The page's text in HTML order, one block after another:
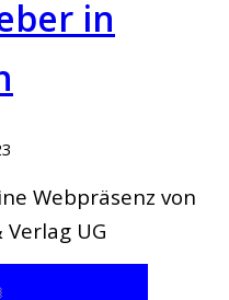
in
Webpräsenz von
UG